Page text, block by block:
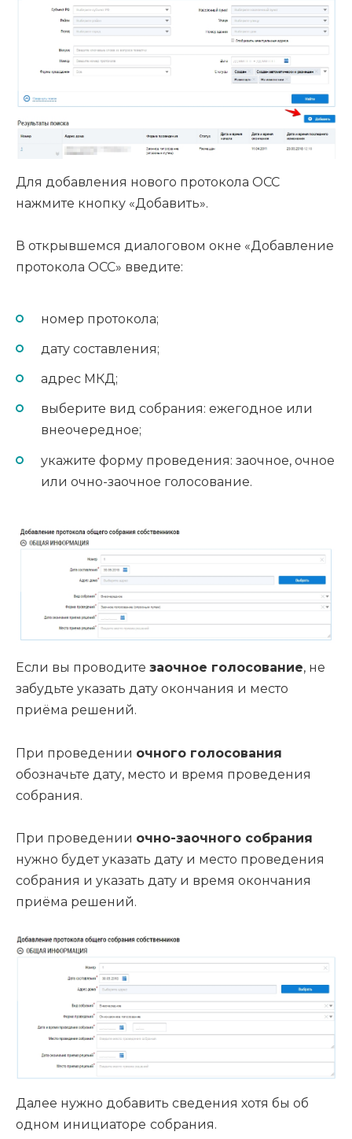
Для добавления нового протокола ОСС
нажмите кнопку «Добавить».
В открывшемся диалоговом окне «Добавление
протокола ОСС» введите:
номер протокола;
дату составления;
адрес МКД;
выберите вид собрания: ежегодное или
внеочередное;
укажите форму проведения: заочное, очное
или очно-заочное голосование.
Если вы проводите заочное голосование, не
забудьте указать дату окончания и место
приёма решений.
При проведении очного голосования
обозначьте дату, место и время проведения
собрания.
При проведении очно-заочного собрания
нужно будет указать дату и место проведения
собрания и указать дату и время окончания
приёма решений.
Далее нужно добавить сведения хотя бы об
одном инициаторе собрания.